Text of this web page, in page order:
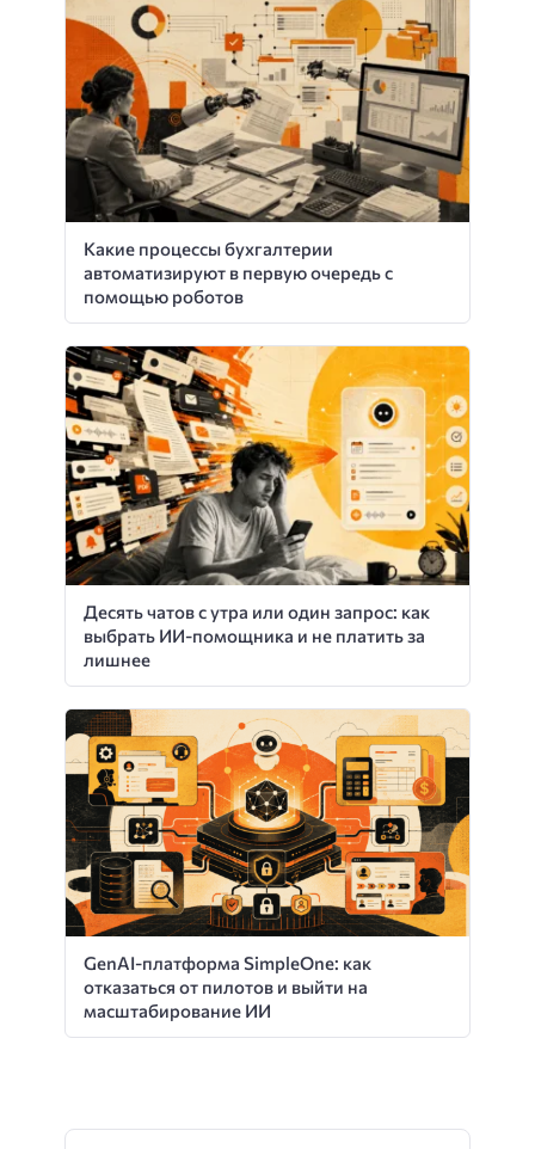
Какие процессы бухгалтерии
автоматизируют в первую очередь с
помощью роботов
Десять чатов с утра или один запрос: как
выбрать ИИ-помощника и не платить за
лишнее
GenAI-платформа SimpleOne: как
отказаться от пилотов и выйти на
масштабирование ИИ